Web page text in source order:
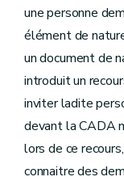
une personne
élément de
un document de
introduit un
inviter ladite
devant la CADA
lors de ce
connaitre des